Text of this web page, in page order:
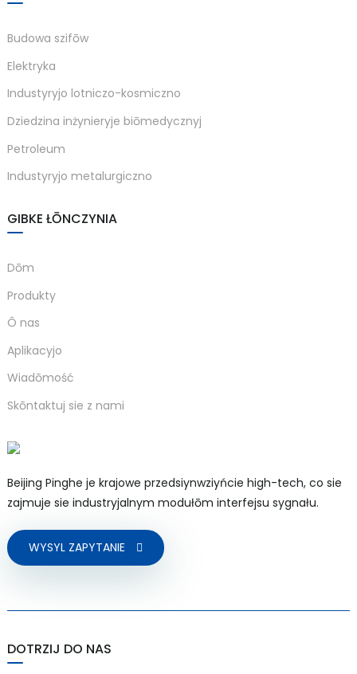
Budowa szifōw
Elektryka
Industyryjo lotniczo-kosmiczno
Dziedzina inżynieryje biōmedycznyj
Petroleum
Industyryjo metalurgiczno
GIBKE ŁŌNCZYNIA
Dōm
Produkty
Ô nas
Aplikacyjo
Wiadōmość
Skōntaktuj sie z nami
Beijing Pinghe je krajowe przedsiynwziyńcie high-tech, co sie
zajmuje sie industryjalnym modułōm interfejsu sygnału.
WYSYL ZAPYTANIE
DOTRZIJ DO NAS